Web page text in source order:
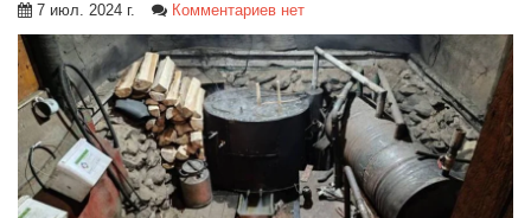
7 июл. 2024 г. Комментариев нет